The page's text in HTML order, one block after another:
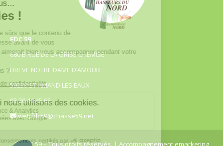
FDC 59
680 B RUE DE LA GRISE CHEMISE
DREVE NOTRE DAME D’AMOUR
59230 ST AMAND LES EAUX
03.20.41.45.63
webfdc59@chasse59.net
© FDC 59 – Tous droits réservés | Accompagnement emarketing